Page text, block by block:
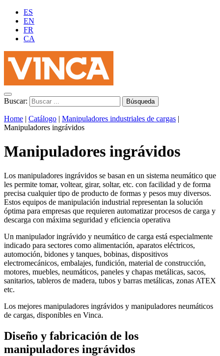
ES
EN
FR
CA
Buscar:
Home | Catálogo | Manipuladores industriales de cargas |
Manipuladores ingrávidos
Manipuladores ingrávidos
Los manipuladores ingrávidos se basan en un sistema neumático que
les permite tomar, voltear, girar, soltar, etc. con facilidad y de forma
precisa cualquier tipo de producto de formas y pesos muy diversos.
Estos equipos de manipulación industrial representan la solución
óptima para empresas que requieren automatizar procesos de carga y
descarga con máxima seguridad y eficiencia operativa
Un manipulador ingrávido y neumático de carga está especialmente
indicado para sectores como alimentación, aparatos eléctricos,
automoción, bidones y tanques, bobinas, dispositivos
electromecánicos, embalajes, fundición, material de construcción,
motores, muebles, neumáticos, paneles y chapas metálicas, sacos,
sanitarios, tableros de madera, tubos y barras metálicas, zonas ATEX
etc.
Los mejores manipuladores ingrávidos y manipuladores neumáticos
de cargas, disponibles en Vinca.
Diseño y fabricación de los
manipuladores ingrávidos